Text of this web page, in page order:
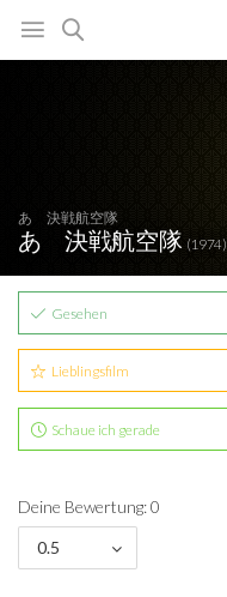
あゝ決戦航空隊
あゝ決戦航空隊 (1974)
Gesehen
Lieblingsfilm
Schaue ich gerade
Deine Bewertung: 0
0.5